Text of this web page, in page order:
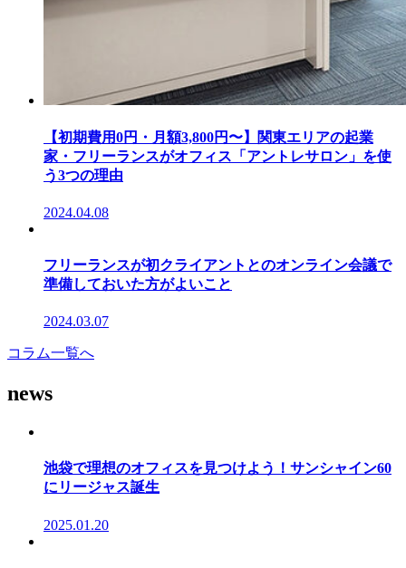
【初期費用0円・月額3,800円〜】関東エリアの起業
家・フリーランスがオフィス「アントレサロン」を使
う3つの理由
2024.04.08
フリーランスが初クライアントとのオンライン会議で
準備しておいた方がよいこと
2024.03.07
コラム一覧へ
news
池袋で理想のオフィスを見つけよう！サンシャイン60
にリージャス誕生
2025.01.20